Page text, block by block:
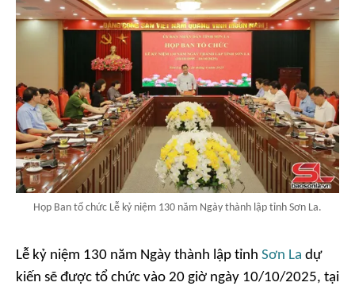
Họp Ban tổ chức Lễ kỷ niệm 130 năm Ngày thành lập tỉnh Sơn La.
Lễ kỷ niệm 130 năm Ngày thành lập tỉnh Sơn La dự
kiến sẽ được tổ chức vào 20 giờ ngày 10/10/2025, tại